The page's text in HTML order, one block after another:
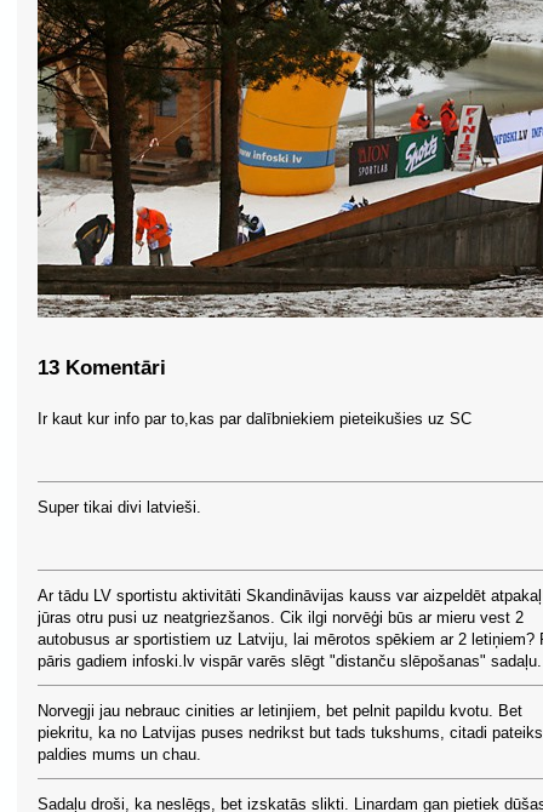
13 Komentāri
Ir kaut kur info par to,kas par dalībniekiem pieteikušies uz SC
Super tikai divi latvieši.
Ar tādu LV sportistu aktivitāti Skandināvijas kauss var aizpeldēt
jūras otru pusi uz neatgriezšanos. Cik ilgi norvēģi būs ar mieru vest 2
autobusus ar sportistiem uz Latviju, lai mērotos spēkiem ar 2 letiņiem?
pāris gadiem infoski.lv vispār varēs slēgt "distanču slēpošanas" sadaļu.
Norvegji jau nebrauc cinities ar letinjiem, bet pelnit papildu kvotu. Bet
piekritu, ka no Latvijas puses nedrikst but tads tukshums, citadi pateiks
paldies mums un chau.
Sadaļu droši, ka neslēgs, bet izskatās slikti. Linardam gan pietiek